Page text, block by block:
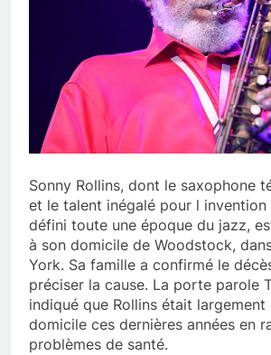
Sonny Rollins, dont le saxophone
et le talent inégalé pour l invention
défini toute une époque du jazz,
à son domicile de Woodstock,
York. Sa famille a confirmé le
préciser la cause. La porte parole
indiqué que Rollins était
domicile ces dernières années en
problèmes de santé.